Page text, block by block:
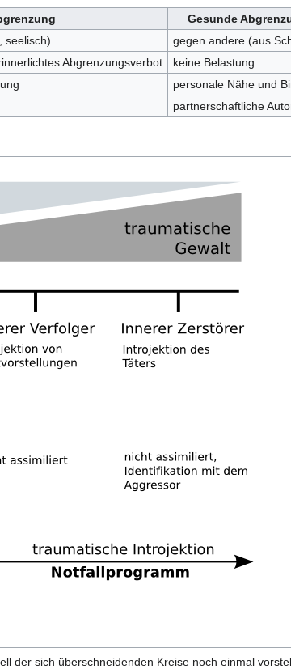
Gesunde
seelisch) gegen andere (aus
Abgrenzungsverbot keine Belastung
personale Nähe und
partnerschaftliche
der sich überschneidenden Kreise noch einmal